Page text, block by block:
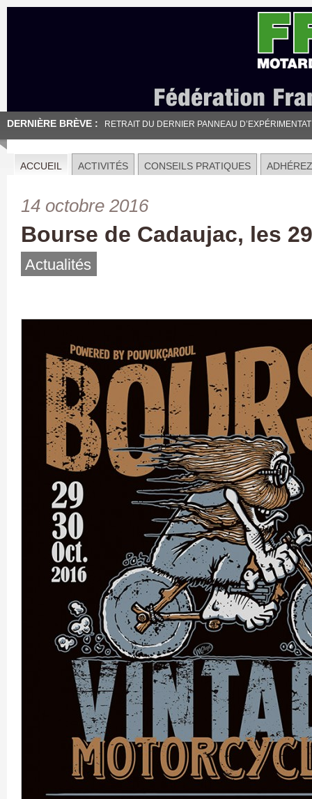
DERNIÈRE BRÈVE : RETRAIT DU DERNIER PANNEAU
ACCUEIL ACTIVITÉS CONSEILS PRATIQUES ADHÉREZ
14 octobre 2016
Bourse de Cadaujac, les
Actualités